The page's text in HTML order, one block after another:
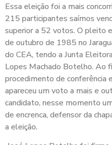
Essa eleição foi a mais
215 participantes saímos
superior a 52 votos. O pleito
de outubro de 1985 no
do CEA, tendo a Junta
Lopes Machado Botelho. Ao
procedimento de conferência
apareceu um voto a mais e
candidato, nesse momento
de encrenca, defensor da
a eleição.